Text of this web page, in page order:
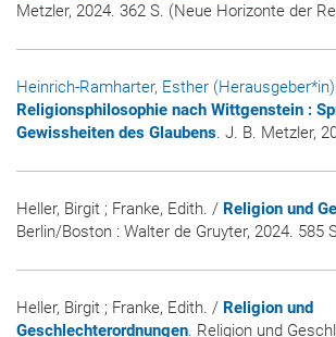
Metzler, 2024. 362 S. (Neue Horizonte der
Heinrich-Ramharter, Esther (Herausgeber*in)
Religionsphilosophie nach Wittgenstein :
Gewissheiten des Glaubens. J. B. Metzler,
Heller, Birgit ; Franke, Edith. / Religion und
Berlin/Boston : Walter de Gruyter, 2024. 585
Heller, Birgit ; Franke, Edith. / Religion und
Geschlechterordnungen. Religion und